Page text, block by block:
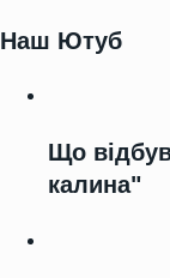
Наш Ютуб
Що
калина"